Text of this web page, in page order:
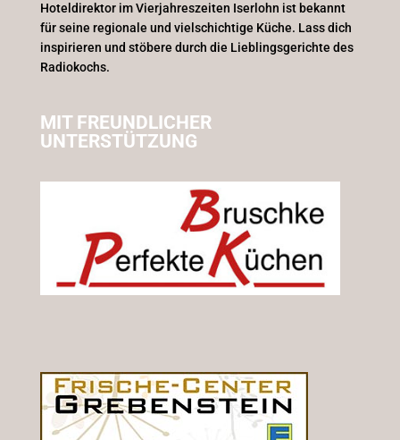
Hoteldirektor im Vierjahreszeiten Iserlohn ist bekannt
für seine regionale und vielschichtige Küche. Lass dich
inspirieren und stöbere durch die Lieblingsgerichte des
Radiokochs.
MIT FREUNDLICHER
UNTERSTÜTZUNG